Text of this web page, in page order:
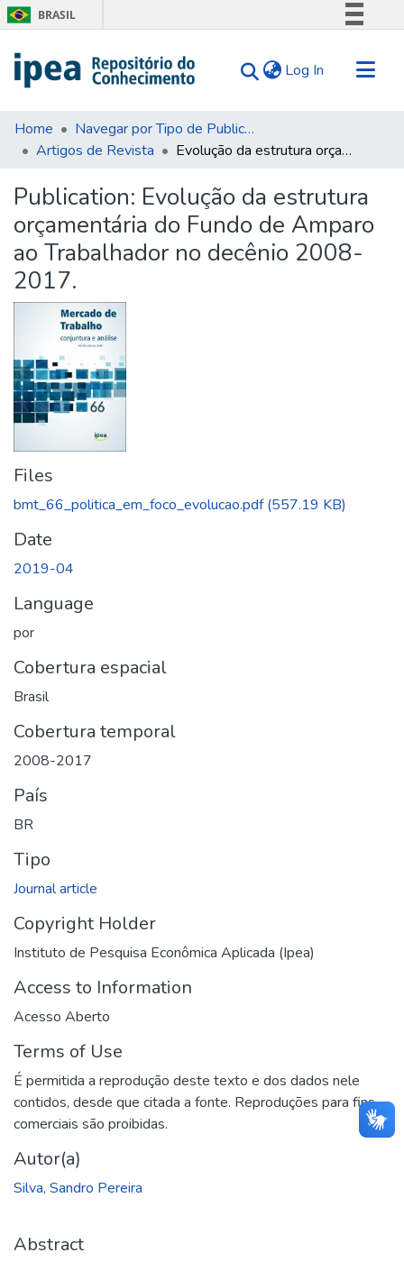
BRASIL
Comunica BR
Acesso à informação
Legislação
Log In (current)
Communities & Collections
Search for
Statistics
About Us
Home
Navegar por Tipo de Publicação
Artigos de Revista
Evolução da estrutura orçamentária do Fundo de Amparo ao Trabalhador no decênio 2008-2017.
Publication: Evolução da estrutura
orçamentária do Fundo de Amparo
ao Trabalhador no decênio 2008-
2017.
Files
bmt_66_politica_em_foco_evolucao.pdf(557.19 KB)
Date
2019-04
Language
por
Cobertura espacial
Brasil
Cobertura temporal
2008-2017
País
BR
Tipo
Journal article
Copyright Holder
Instituto de Pesquisa Econômica Aplicada (Ipea)
Access to Information
Acesso Aberto
Terms of Use
É permitida a reprodução deste texto e dos dados nele
contidos, desde que citada a fonte. Reproduções para fins
comerciais são proibidas.
Autor(a)
Silva, Sandro Pereira
Abstract